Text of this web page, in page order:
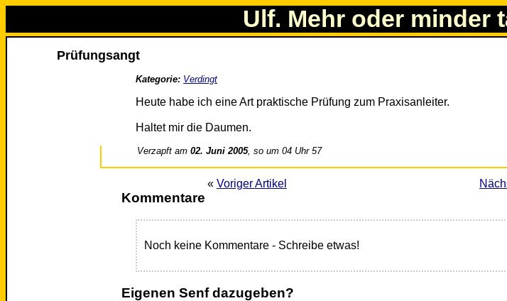
Ulf. Mehr oder minder
Prüfungsangt
Kategorie: Verdingt
Heute habe ich eine Art praktische Prüfung zum Praxisanleiter.
Haltet mir die Daumen.
Verzapft am02. Juni 2005, so um 04 Uhr 57
« Voriger Artikel
Kommentare
Noch keine Kommentare - Schreibe etwas!
Eigenen Senf dazugeben?